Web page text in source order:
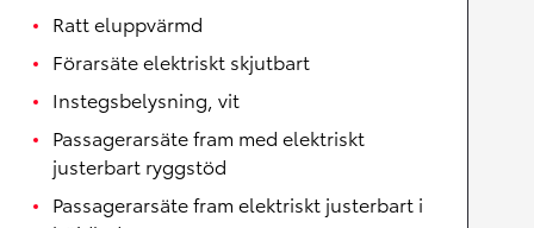
Ratt eluppvärmd
Förarsäte elektriskt skjutbart
Instegsbelysning, vit
Passagerarsäte fram med elektriskt
justerbart ryggstöd
Passagerarsäte fram elektriskt justerbart i